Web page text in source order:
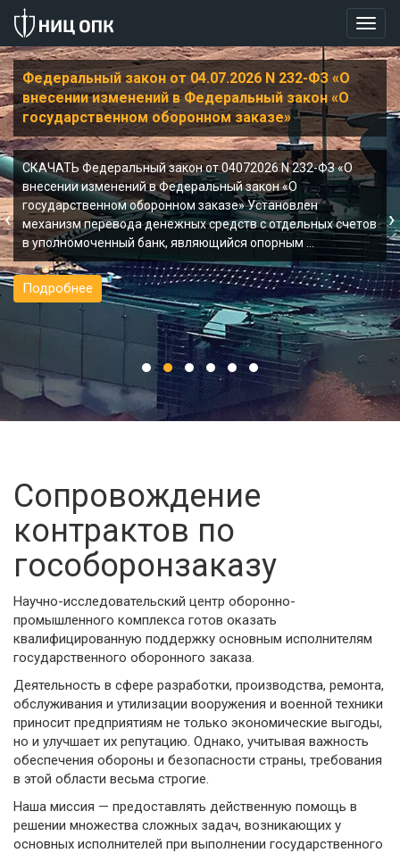
Федеральный закон от 04.07.2026 N 232-ФЗ «О
внесении изменений в Федеральный закон «О
государственном оборонном заказе»
СКАЧАТЬ Федеральный закон от 04072026 N 232-ФЗ «О
внесении изменений в Федеральный закон «О
государственном оборонном заказе» Установлен
механизм перевода денежных средств с отдельных счетов
в уполномоченный банк, являющийся опорным …
Подробнее
‹ ›
Сопровождение
контрактов по
гособоронзаказу
Научно-исследовательский центр оборонно-
промышленного комплекса готов оказать
квалифицированную поддержку основным исполнителям
государственного оборонного заказа.
Деятельность в сфере разработки, производства, ремонта,
обслуживания и утилизации вооружения и военной техники
приносит предприятиям не только экономические выгоды,
но и улучшает их репутацию. Однако, учитывая важность
обеспечения обороны и безопасности страны, требования
в этой области весьма строгие.
Наша миссия — предоставлять действенную помощь в
решении множества сложных задач, возникающих у
основных исполнителей при выполнении государственного